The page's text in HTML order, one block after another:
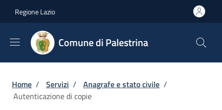
Regione Lazio
Comune di Palestrina
Briciole di pane
Home / Servizi / Anagrafe e stato civile /
Autenticazione di copie